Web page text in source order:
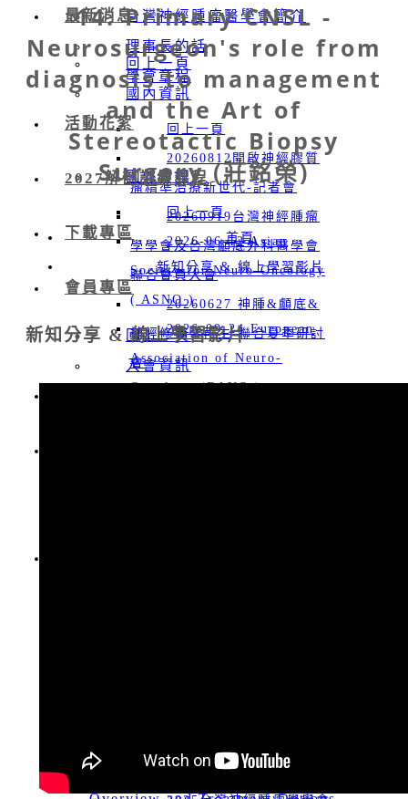
台灣神經腫瘤醫學會簡介
理事長的話
學會章程
最新消息
回上一頁
國內資訊
回上一頁
20260812開啟神經膠質
瘤精準治療新世代-記者會
20260919台灣神經腫瘤
學學會及台灣顱底外科醫學會
聯合會員大會
20260627 神腫&顱底&
神經修復暨再生 聯合夏季研討
會
人推薦(函)及選舉委託書
國外資訊
回上一頁
2026-06-12 Asian
Society for Neuro-Oncology
( ASNO )
2026-09-24 European
Association of Neuro-
Oncology (EANO )
活動花絮
2027解剖訓練課程
下載專區
會員專區
回上一頁
入會資訊
18. Spinal Cord Tumor-
14. Primary CNSL -
Neurosurgeon's role from
diagnosis to management
and the Art of
Stereotactic Biopsy
Surgery (莊銘榮)
首頁
新知分享 & 線上學習影片
新知分享 & 線上學習影片